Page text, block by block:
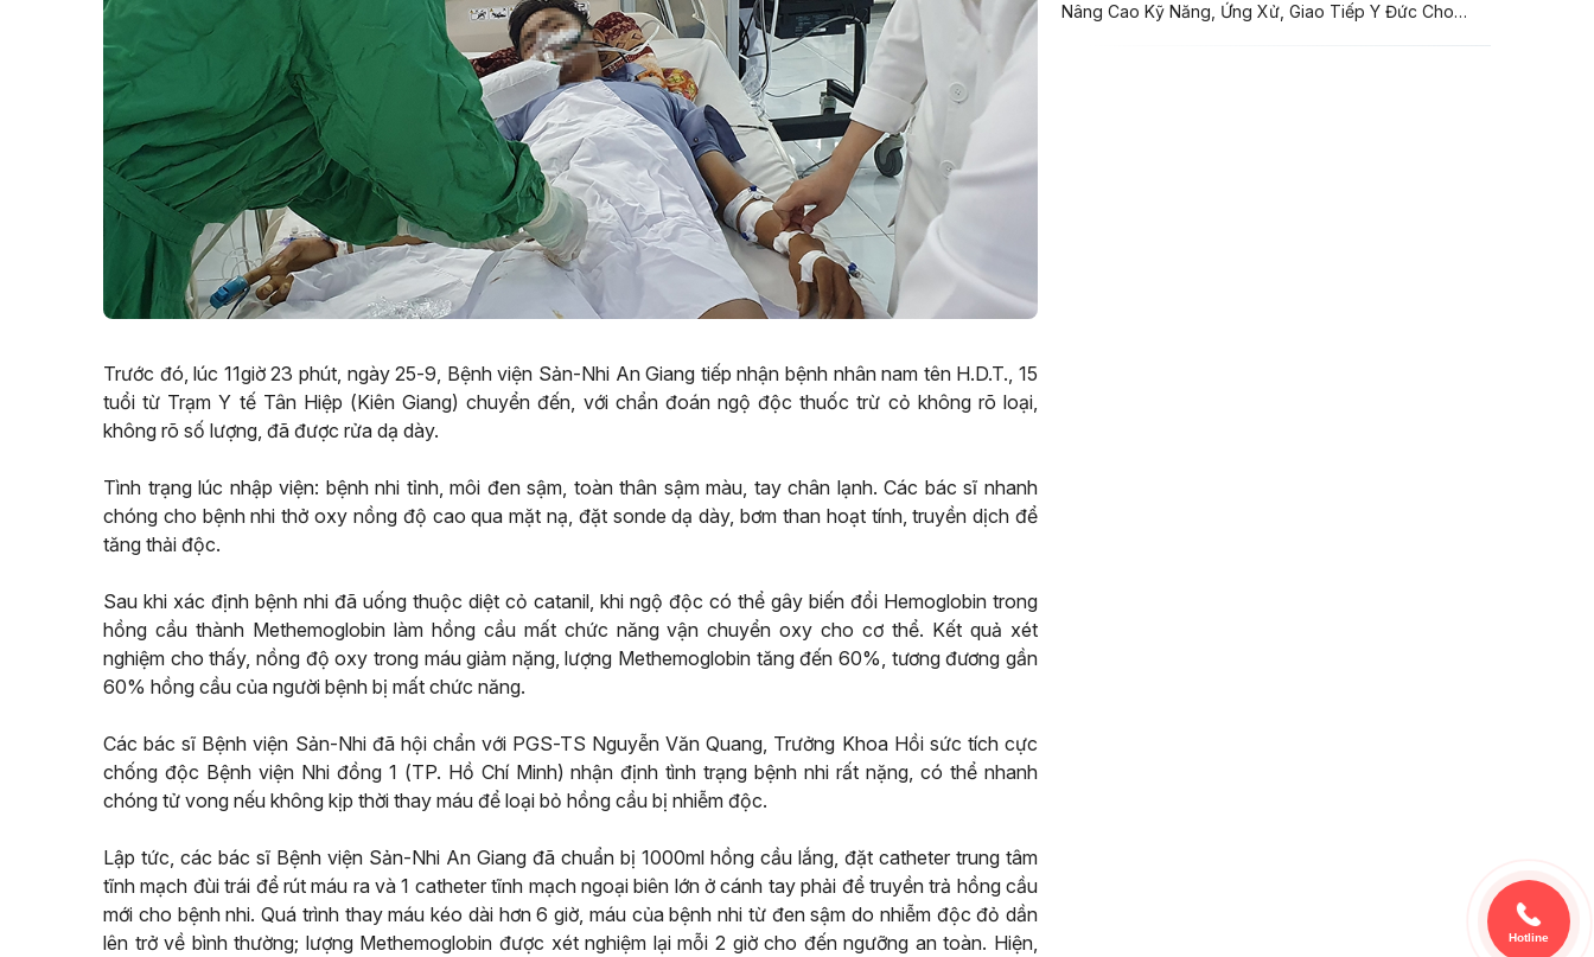
Trước đó, lúc 11giờ 23 phút, ngày 25-9, Bệnh viện Sản-Nhi An Giang tiếp nhận bệnh nhân nam tên H.D.T., 15
tuổi từ Trạm Y tế Tân Hiệp (Kiên Giang) chuyển đến, với chẩn đoán ngộ độc thuốc trừ cỏ không rõ loại,
không rõ số lượng, đã được rửa dạ dày.
Tình trạng lúc nhập viện: bệnh nhi tỉnh, môi đen sậm, toàn thân sậm màu, tay chân lạnh. Các bác sĩ nhanh
chóng cho bệnh nhi thở oxy nồng độ cao qua mặt nạ, đặt sonde dạ dày, bơm than hoạt tính, truyền dịch để
tăng thải độc.
Sau khi xác định bệnh nhi đã uống thuộc diệt cỏ catanil, khi ngộ độc có thể gây biến đổi Hemoglobin trong
hồng cầu thành Methemoglobin làm hồng cầu mất chức năng vận chuyển oxy cho cơ thể. Kết quả xét
nghiệm cho thấy, nồng độ oxy trong máu giảm nặng, lượng Methemoglobin tăng đến 60%, tương đương gần
60% hồng cầu của người bệnh bị mất chức năng.
Các bác sĩ Bệnh viện Sản-Nhi đã hội chẩn với PGS-TS Nguyễn Văn Quang, Trưởng Khoa Hồi sức tích cực
chống độc Bệnh viện Nhi đồng 1 (TP. Hồ Chí Minh) nhận định tình trạng bệnh nhi rất nặng, có thể nhanh
chóng tử vong nếu không kịp thời thay máu để loại bỏ hồng cầu bị nhiễm độc.
Lập tức, các bác sĩ Bệnh viện Sản-Nhi An Giang đã chuẩn bị 1000ml hồng cầu lắng, đặt catheter trung tâm
tĩnh mạch đùi trái để rút máu ra và 1 catheter tĩnh mạch ngoại biên lớn ở cánh tay phải để truyền trả hồng cầu
mới cho bệnh nhi. Quá trình thay máu kéo dài hơn 6 giờ, máu của bệnh nhi từ đen sậm do nhiễm độc đỏ dần
lên trở về bình thường; lượng Methemoglobin được xét nghiệm lại mỗi 2 giờ cho đến ngưỡng an toàn. Hiện,
Nâng Cao Kỹ Năng, Ứng Xử, Giao Tiếp Y Đức Cho
Hotline